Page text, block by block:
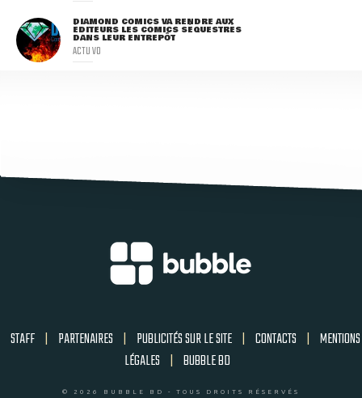
DIAMOND COMICS VA RENDRE AUX
ÉDITEURS LES COMICS SÉQUESTRÉS
DANS LEUR ENTREPÔT
ACTU VO
STAFF | PARTENAIRES | PUBLICITÉS SUR LE SITE | CONTACTS | MENTIONS
LÉGALES | BUBBLE BD
© 2026 BUBBLE BD - TOUS DROITS RÉSERVÉS